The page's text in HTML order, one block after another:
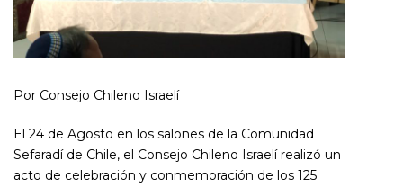
Por Consejo Chileno Israelí
El 24 de Agosto en los salones de la Comunidad
Sefaradí de Chile, el Consejo Chileno Israelí realizó un
acto de celebración y conmemoración de los 125